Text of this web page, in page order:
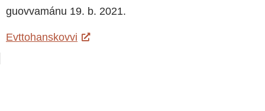
guovvamánu 19. b. 2021.
Evttohanskovvi